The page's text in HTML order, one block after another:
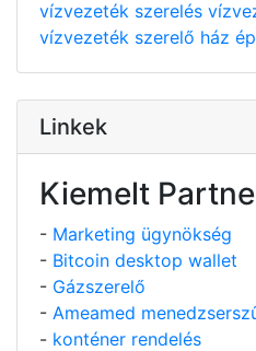
vízvezeték szerelés
vízvezeték szerelő ház
Linkek
Kiemelt
- Marketing ügynökség
- Bitcoin desktop wallet
- Gázszerelő
- Ameamed
- konténer rendelés